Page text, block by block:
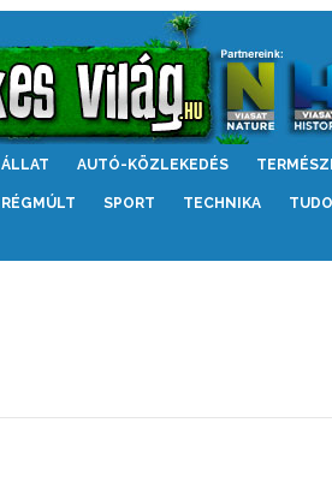
ÁLLAT AUTÓ-KÖZLEKEDÉS
RÉGMÚLT SPORT TECHNIKA